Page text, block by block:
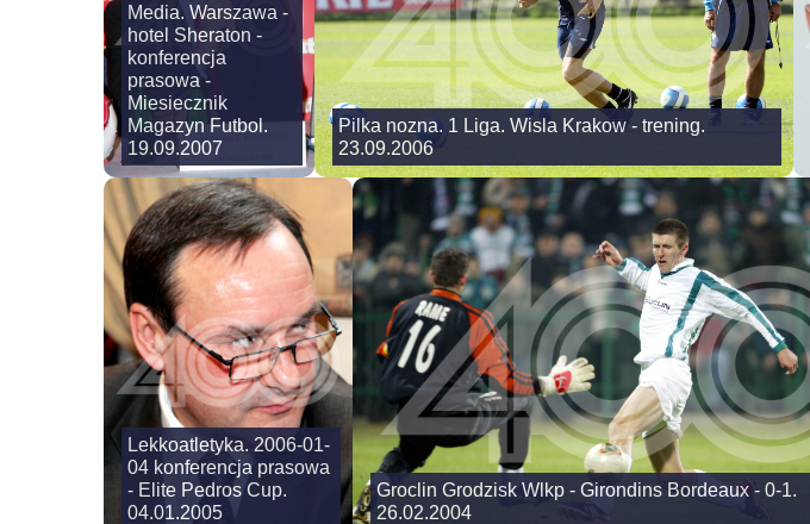
Media. Warszawa -
hotel Sheraton -
konferencja
prasowa -
Miesiecznik
Magazyn Futbol.
19.09.2007
Pilka nozna. 1 Liga. Wisla Krakow - trening.
23.09.2006
Lekkoatletyka. 2006-01-
04 konferencja prasowa
- Elite Pedros Cup.
04.01.2005
Groclin Grodzisk Wlkp - Girondins Bordeaux - 0-1.
26.02.2004